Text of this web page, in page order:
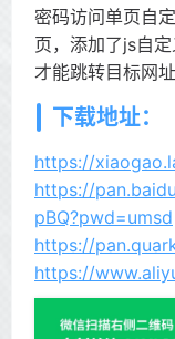
密码访问单页自
页，添加了js自
才能跳转目标网址
下载地址：
https://
https://
pBQ?pwd=umsd
https://
https://